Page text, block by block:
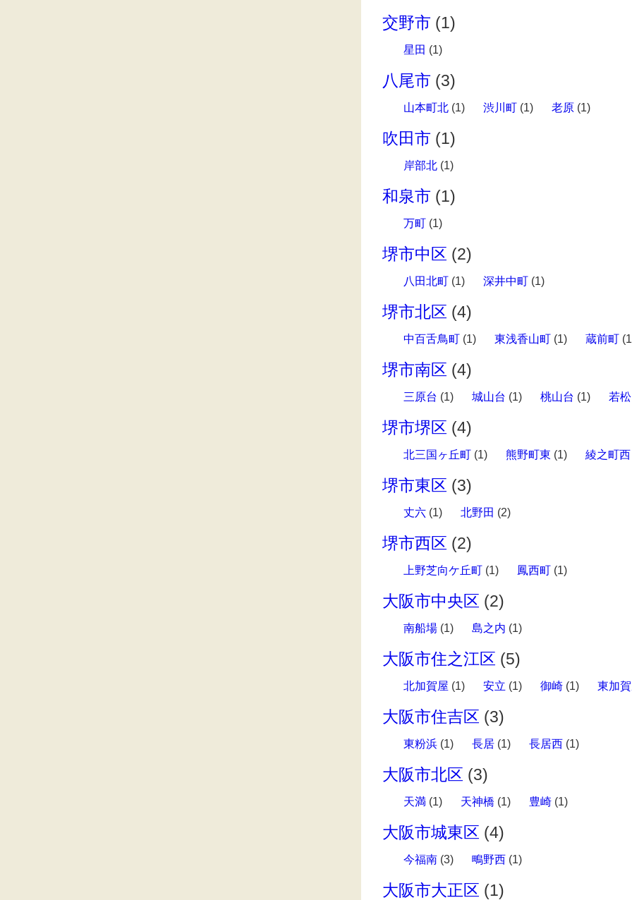
交野市 (1)
星田 (1)
八尾市 (3)
山本町北 (1) 渋川町 (1) 老原 (1)
吹田市 (1)
岸部北 (1)
和泉市 (1)
万町 (1)
堺市中区 (2)
八田北町 (1) 深井中町 (1)
堺市北区 (4)
中百舌鳥町 (1) 東浅香山町 (1) 蔵前町
堺市南区 (4)
三原台 (1) 城山台 (1) 桃山台 (1) 若
堺市堺区 (4)
北三国ヶ丘町 (1) 熊野町東 (1) 綾之町西
堺市東区 (3)
丈六 (1) 北野田 (2)
堺市西区 (2)
上野芝向ケ丘町 (1) 鳳西町 (1)
大阪市中央区 (2)
南船場 (1) 島之内 (1)
大阪市住之江区 (5)
北加賀屋 (1) 安立 (1) 御崎 (1) 東加
大阪市住吉区 (3)
東粉浜 (1) 長居 (1) 長居西 (1)
大阪市北区 (3)
天満 (1) 天神橋 (1) 豊崎 (1)
大阪市城東区 (4)
今福南 (3) 鴫野西 (1)
大阪市大正区 (1)